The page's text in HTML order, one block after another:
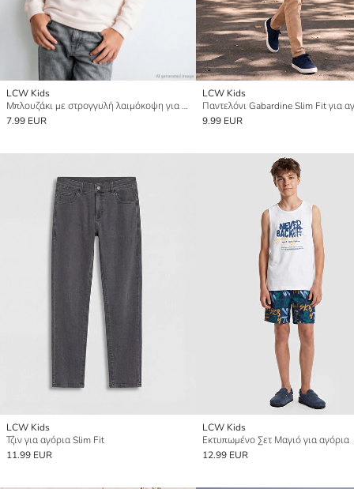
LCW Kids
Μπλουζάκι με στρογγυλή λαιμόκοψη για αγόρια
7.99 EUR
LCW Kids
Παντελόνι Gabardine Slim Fit για
9.99 EUR
LCW Kids
Τζιν για αγόρια Slim Fit
11.99 EUR
LCW Kids
Εκτυπωμένο Σετ Μαγιό για αγόρια
12.99 EUR